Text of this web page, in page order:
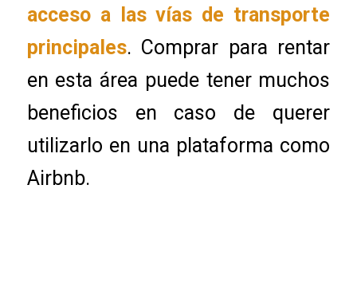
acceso a las vías de transporte
principales. Comprar para rentar
en esta área puede tener muchos
beneficios en caso de querer
utilizarlo en una plataforma como
Airbnb.